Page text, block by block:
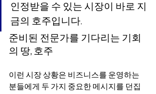
인정받을 수 있는 시장이 바로 지
금의 호주입니다.
준비된 전문가를 기다리는 기회
의 땅, 호주
이런 시장 상황은 비즈니스를 운영하는
분들에게 두 가지 중요한 메시지를 던집